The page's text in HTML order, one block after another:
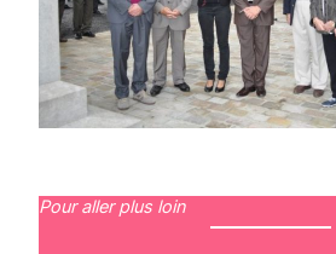
Pour aller plus loin